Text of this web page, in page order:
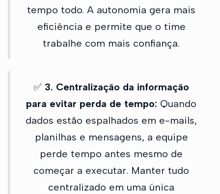
tempo todo. A autonomia gera mais
eficiência e permite que o time
trabalhe com mais confiança.
✅ 3. Centralização da informação
para evitar perda de tempo: Quando
dados estão espalhados em e-mails,
planilhas e mensagens, a equipe
perde tempo antes mesmo de
começar a executar. Manter tudo
centralizado em uma única